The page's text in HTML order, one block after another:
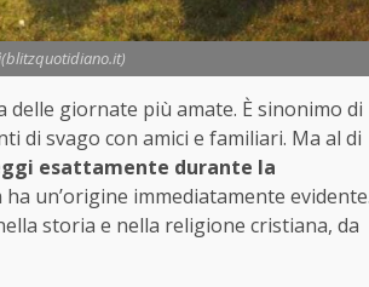
delle giornate più amate. È sinonimo di
di svago con amici e familiari. Ma al di
esattamente durante la
un’origine immediatamente
storia e nella religione cristiana, da